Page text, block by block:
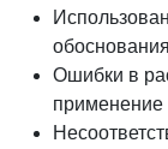
Ошибки в
применение